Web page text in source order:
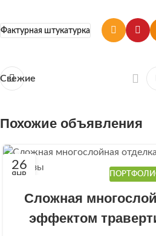
Фактурная штукатурка
Свежие
Похожие объявления
26
ЯНВ
Сложная
эффектом